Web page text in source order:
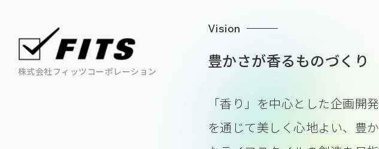
株式会社フィッツコーポレーション
Vision
豊かさが香るものづくり
「香り」を中心とした企画開発
を通じて美しく心地よい、豊か